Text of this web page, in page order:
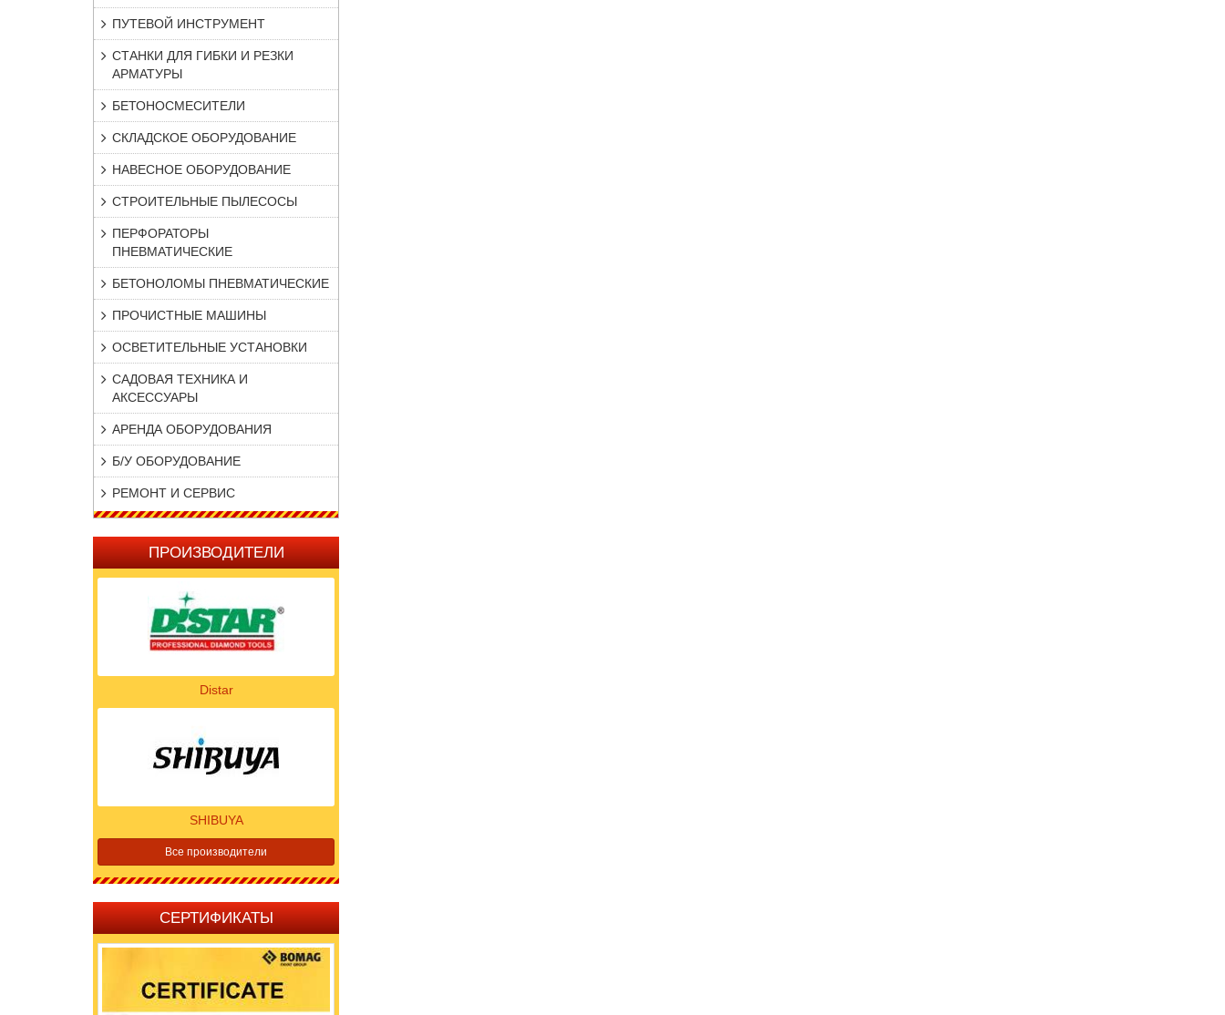
ПУТЕВОЙ ИНСТРУМЕНТ
СТАНКИ ДЛЯ ГИБКИ И РЕЗКИ
АРМАТУРЫ
БЕТОНОСМЕСИТЕЛИ
СКЛАДСКОЕ ОБОРУДОВАНИЕ
НАВЕСНОЕ ОБОРУДОВАНИЕ
СТРОИТЕЛЬНЫЕ ПЫЛЕСОСЫ
ПЕРФОРАТОРЫ
ПНЕВМАТИЧЕСКИЕ
БЕТОНОЛОМЫ ПНЕВМАТИЧЕСКИЕ
ПРОЧИСТНЫЕ МАШИНЫ
ОСВЕТИТЕЛЬНЫЕ УСТАНОВКИ
САДОВАЯ ТЕХНИКА И
АКСЕССУАРЫ
АРЕНДА ОБОРУДОВАНИЯ
Б/У ОБОРУДОВАНИЕ
РЕМОНТ И СЕРВИС
ПРОИЗВОДИТЕЛИ
Distar
SHIBUYA
Все производители
СЕРТИФИКАТЫ